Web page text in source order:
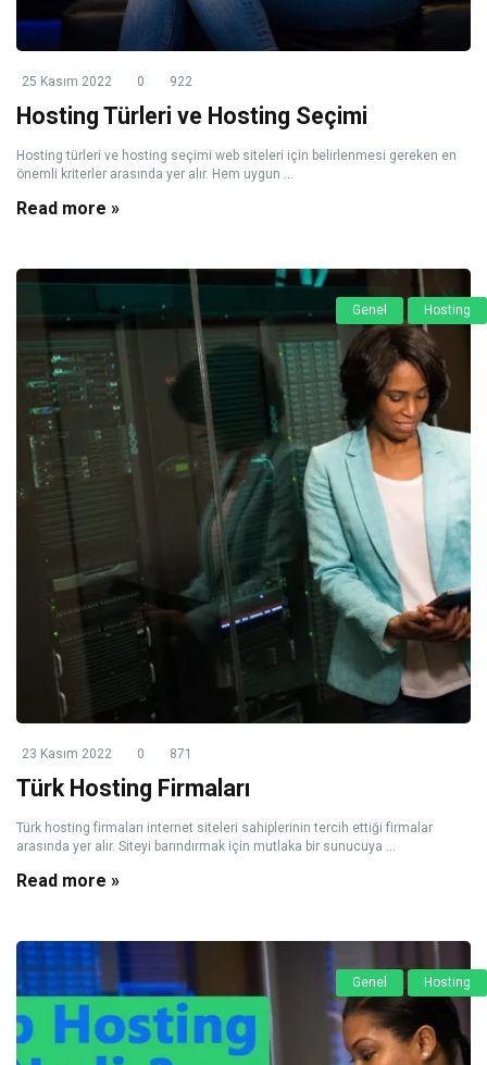
25 Kasım 2022 0 922
Hosting Türleri ve Hosting Seçimi
Hosting türleri ve hosting seçimi web siteleri için belirlenmesi gereken en
önemli kriterler arasında yer alır. Hem uygun ...
Read more »
Genel Hosting
23 Kasım 2022 0 871
Türk Hosting Firmaları
Türk hosting firmaları internet siteleri sahiplerinin tercih ettiği firmalar
arasında yer alır. Siteyi barındırmak için mutlaka bir sunucuya ...
Read more »
Genel Hosting